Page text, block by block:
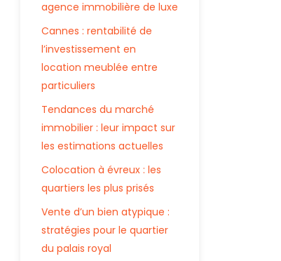
agence immobilière de luxe
Cannes : rentabilité de
l’investissement en
location meublée entre
particuliers
Tendances du marché
immobilier : leur impact sur
les estimations actuelles
Colocation à évreux : les
quartiers les plus prisés
Vente d’un bien atypique :
stratégies pour le quartier
du palais royal